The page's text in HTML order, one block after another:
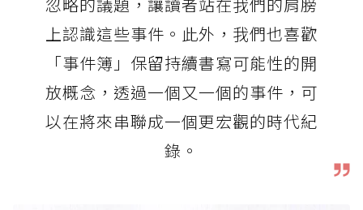
忽略的議題，讓讀者站在我們的肩膀
上認識這些事件。此外，我們也喜歡
「事件簿」保留持續書寫可能性的開
放概念，透過一個又一個的事件，可
以在將來串聯成一個更宏觀的時代紀
錄。